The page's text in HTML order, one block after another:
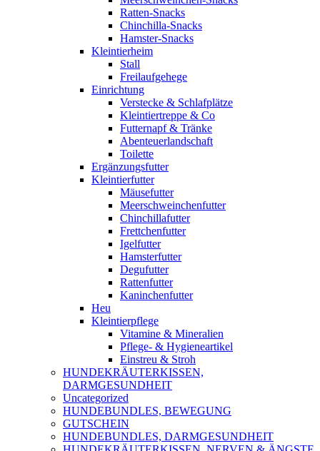
Ratten-Snacks
Chinchilla-Snacks
Hamster-Snacks
Kleintierheim
Stall
Freilaufgehege
Einrichtung
Verstecke & Schlafplätze
Kleintiertreppe & Co
Futternapf & Tränke
Abenteuerlandschaft
Toilette
Ergänzungsfutter
Kleintierfutter
Mäusefutter
Meerschweinchenfutter
Chinchillafutter
Frettchenfutter
Igelfutter
Hamsterfutter
Degufutter
Rattenfutter
Kaninchenfutter
Heu
Kleintierpflege
Vitamine & Mineralien
Pflege- & Hygieneartikel
Einstreu & Stroh
HUNDEKRÄUTERKISSEN,
DARMGESUNDHEIT
Uncategorized
HUNDEBUNDLES, BEWEGUNG
GUTSCHEIN
HUNDEBUNDLES, DARMGESUNDHEIT